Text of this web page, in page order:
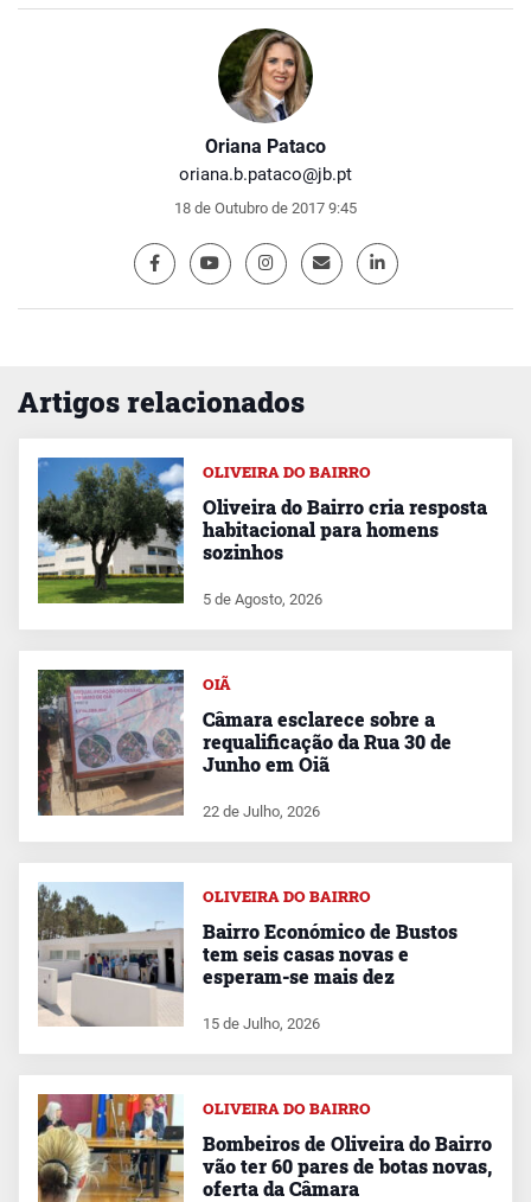
Oriana Pataco
oriana.b.pataco@jb.pt
18 de Outubro de 2017 9:45
Artigos relacionados
OLIVEIRA DO BAIRRO
Oliveira do Bairro cria resposta
habitacional para homens
sozinhos
5 de Agosto, 2026
OIÃ
Câmara esclarece sobre a
requalificação da Rua 30 de
Junho em Oiã
22 de Julho, 2026
OLIVEIRA DO BAIRRO
Bairro Económico de Bustos
tem seis casas novas e
esperam-se mais dez
15 de Julho, 2026
OLIVEIRA DO BAIRRO
Bombeiros de Oliveira do Bairro
vão ter 60 pares de botas novas,
oferta da Câmara